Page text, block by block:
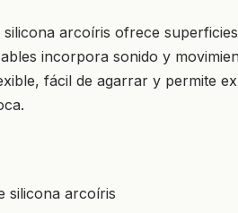
silicona arcoíris ofrece
incorpora sonido y
fácil de agarrar y permite
silicona arcoíris